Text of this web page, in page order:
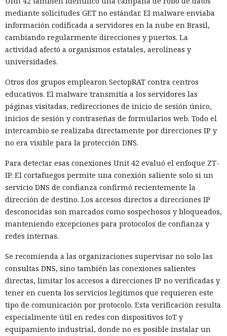
mediante solicitudes GET no estándar. El malware enviaba
información codificada a servidores en la nube en Brasil,
cambiando regularmente direcciones y puertos. La
actividad afectó a organismos estatales, aerolíneas y
universidades.
Otros dos grupos emplearon SectopRAT contra centros
educativos. El malware transmitía a los servidores las
páginas visitadas, redirecciones de inicio de sesión único,
inicios de sesión y contraseñas de formularios web. Todo el
intercambio se realizaba directamente por direcciones IP y
no era visible para la protección DNS.
Para detectar esas conexiones Unit 42 evaluó el enfoque ZT-
IP. El cortafuegos permite una conexión saliente solo si un
servicio DNS de confianza confirmó recientemente la
dirección de destino. Los accesos directos a direcciones IP
desconocidas son marcados como sospechosos y bloqueados,
manteniendo excepciones para protocolos de confianza y
redes internas.
Se recomienda a las organizaciones supervisar no solo las
consultas DNS, sino también las conexiones salientes
directas, limitar los accesos a direcciones IP no verificadas y
tener en cuenta los servicios legítimos que requieren este
tipo de comunicación por protocolo. Esta verificación resulta
especialmente útil en redes con dispositivos IoT y
equipamiento industrial, donde no es posible instalar un